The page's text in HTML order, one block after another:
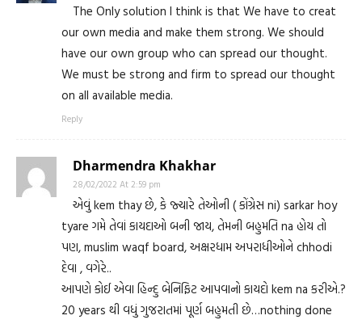
The Only solution I think is that We have to creat
our own media and make them strong. We should
have our own group who can spread our thought.
We must be strong and firm to spread our thought
on all available media.
Reply
Dharmendra Khakhar
28/02/2022 At 2:59 pm
એવું kem thay છે, કે જ્યારે તેઓની ( કોંગ્રેસ ni) sarkar hoy
tyare ગમે તેવાં કાયદાઓ બની જાય, તેમની બહુમતિ na હોય તો
પણ, muslim waqf board, અક્ષરધામ અપરાધીઓને chhodi
દેવા , વગેરે..
આપણે કોઈ એવા હિન્દુ બેનિફિટ આપવાનો કાયદો kem na કરીએ.?
20 years થી વધું ગુજરાતમાં પૂર્ણ બહુમતી છે…nothing done